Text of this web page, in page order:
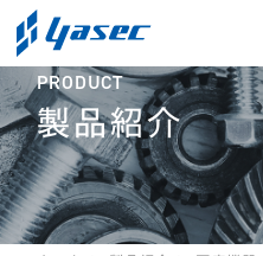
PRODUCT
製品紹介